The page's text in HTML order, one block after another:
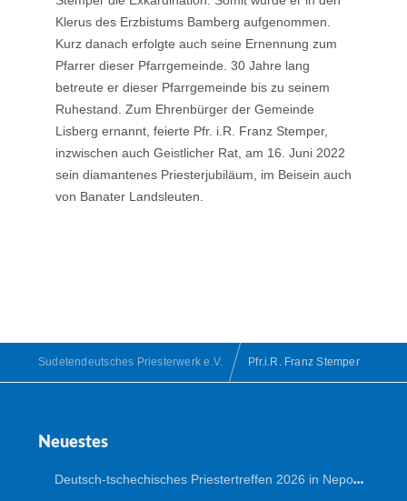
Klerus des Erzbistums Bamberg aufgenommen.
Kurz danach erfolgte auch seine Ernennung zum
Pfarrer dieser Pfarrgemeinde. 30 Jahre lang
betreute er dieser Pfarrgemeinde bis zu seinem
Ruhestand. Zum Ehrenbürger der Gemeinde
Lisberg ernannt, feierte Pfr. i.R. Franz Stemper,
inzwischen auch Geistlicher Rat, am 16. Juni 2022
sein diamantenes Priesterjubiläum, im Beisein auch
von Banater Landsleuten.
Sudetendeutsches Priesterwerk e.V. Pfr.i.R. Franz Stemper
Neuestes
Deutsch-tschechisches Priestertreffen 2026 in Nepomuk